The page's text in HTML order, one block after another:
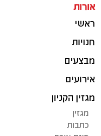
אורות
ראשי
חנויות
מבצעים
אירועים
מגזין הקניון
מגזין
כתבות